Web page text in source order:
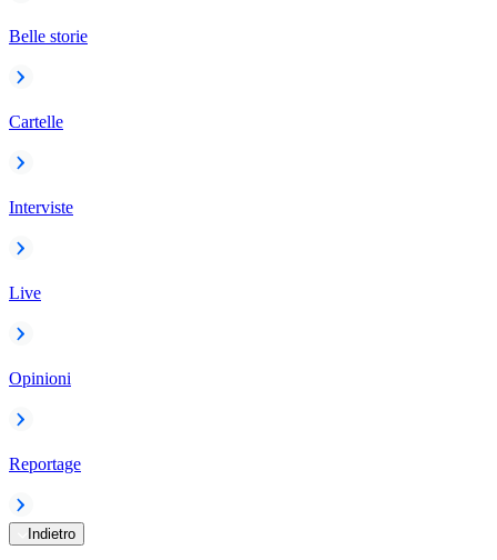
Belle storie
Cartelle
Interviste
Live
Opinioni
Reportage
Indietro